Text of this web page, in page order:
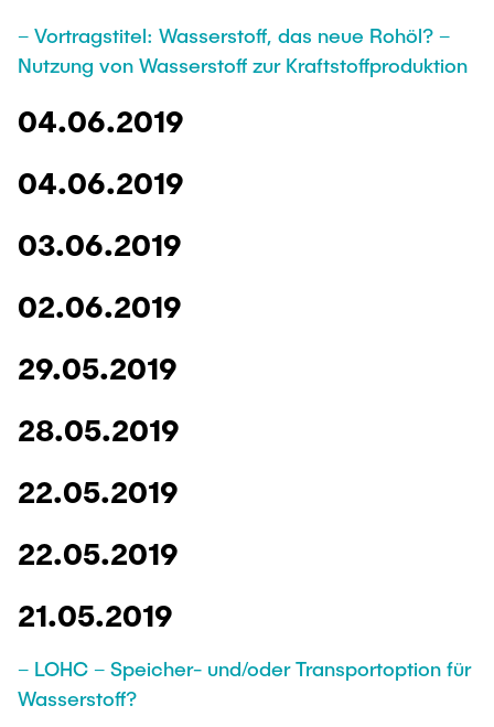
– Vortragstitel: Wasserstoff, das neue Rohöl? –
Nutzung von Wasserstoff zur Kraftstoffproduktion
04.06.2019
04.06.2019
03.06.2019
02.06.2019
29.05.2019
28.05.2019
22.05.2019
22.05.2019
21.05.2019
– LOHC – Speicher- und/oder Transportoption für
Wasserstoff?